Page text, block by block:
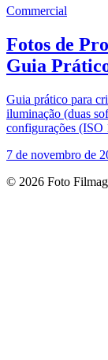
Commercial
Fotos de
Guia
Guia prático para
iluminação (duas
configurações (ISO
7 de novembro de
© 2026 Foto